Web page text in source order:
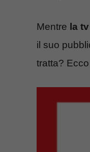
Mentre la
il suo
tratta?